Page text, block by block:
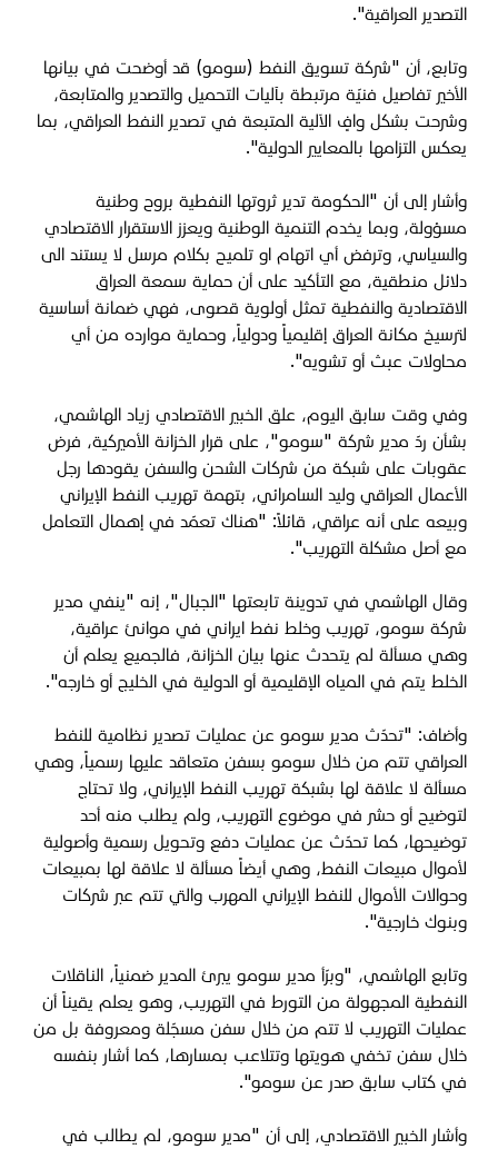
التصدير العراقية".
وتابع، أن "شركة تسويق النفط (سومو) قد أوضحت في بيانها
الأخير تفاصيل فنيّة مرتبطة بآليات التحميل والتصدير والمتابعة،
وشرحت بشكل وافٍ الآلية المتبعة في تصدير النفط العراقي، بما
يعكس التزامها بالمعايير الدولية".
وأشار إلى أن "الحكومة تدير ثروتها النفطية بروح وطنية
مسؤولة، وبما يخدم التنمية الوطنية ويعزز الاستقرار الاقتصادي
والسياسي، وترفض أي اتهام او تلميح بكلام مرسل لا يستند الى
دلائل منطقية، مع التأكيد على أن حماية سمعة العراق
الاقتصادية والنفطية تمثل أولوية قصوى، فهي ضمانة أساسية
لترسيخ مكانة العراق إقليمياً ودولياً، وحماية موارده من أي
محاولات عبث أو تشويه".
وفي وقت سابق اليوم، علق الخبير الاقتصادي زياد الهاشمي،
بشأن ردّ مدير شركة "سومو"، على قرار الخزانة الأميركية، فرض
عقوبات على شبكة من شركات الشحن والسفن يقودها رجل
الأعمال العراقي وليد السامرائي، بتهمة تهريب النفط الإيراني
وبيعه على أنه عراقي، قائلاً: "هناك تعمّد في إهمال التعامل
مع أصل مشكلة التهريب".
وقال الهاشمي في تدوينة تابعتها "الجبال"، إنه "ينفي مدير
شركة سومو، تهريب وخلط نفط ايراني في موانئ عراقية،
وهي مسألة لم يتحدث عنها بيان الخزانة، فالجميع يعلم أن
الخلط يتم في المياه الإقليمية أو الدولية في الخليج أو خارجه".
وأضاف: "تحدّث مدير سومو عن عمليات تصدير نظامية للنفط
العراقي تتم من خلال سومو بسفن متعاقد عليها رسمياً، وهي
مسألة لا علاقة لها بشبكة تهريب النفط الإيراني، ولا تحتاج
لتوضيح أو حشر في موضوع التهريب، ولم يطلب منه أحد
توضيحها، كما تحدّث عن عمليات دفع وتحويل رسمية وأصولية
لأموال مبيعات النفط، وهي أيضاً مسألة لا علاقة لها بمبيعات
وحوالات الأموال للنفط الإيراني المهرب والتي تتم عبر شركات
وبنوك خارجية".
وتابع الهاشمي، "وبرّأ مدير سومو يبرئ المدير ضمنياً، الناقلات
النفطية المجهولة من التورط في التهريب، وهو يعلم يقيناً أن
عمليات التهريب لا تتم من خلال سفن مسجّلة ومعروفة بل من
خلال سفن تخفي هويتها وتتلاعب بمسارها، كما أشار بنفسه
في كتاب سابق صدر عن سومو".
وأشار الخبير الاقتصادي، إلى أن "مدير سومو، لم يطالب في